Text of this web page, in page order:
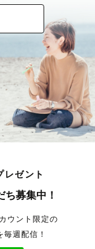
レゼント
ち募集中！
ウント限定の
毎週配信！